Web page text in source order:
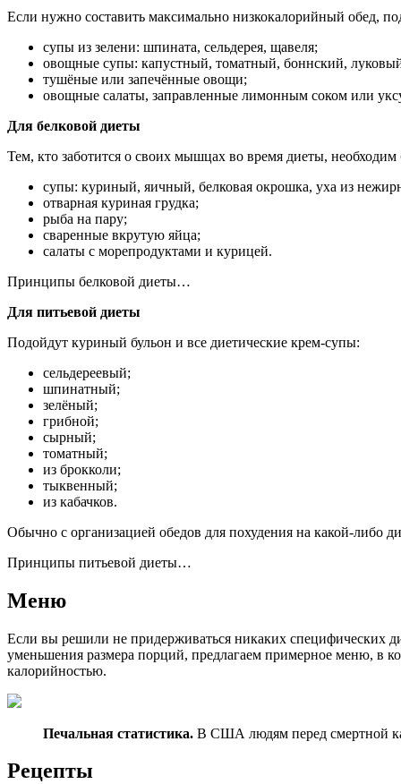
Если нужно составить максимально низкокалорийный обед,
супы из зелени: шпината, сельдерея, щавеля;
овощные супы: капустный, томатный, боннский,
тушёные или запечённые овощи;
овощные салаты, заправленные лимонным соком или
Для белковой диеты
Тем, кто заботится о своих мышцах во время диеты, необходим
супы: куриный, яичный, белковая окрошка, уха из
отварная куриная грудка;
рыба на пару;
сваренные вкрутую яйца;
салаты с морепродуктами и курицей.
Принципы белковой диеты…
Для питьевой диеты
Подойдут куриный бульон и все диетические крем-супы:
сельдереевый;
шпинатный;
зелёный;
грибной;
сырный;
томатный;
из брокколи;
тыквенный;
из кабачков.
Обычно с организацией обедов для похудения на какой-либо
Принципы питьевой диеты…
Меню
Если вы решили не придерживаться никаких специфических
уменьшения размера порций, предлагаем примерное меню, в
калорийностью.
Печальная статистика. В США людям перед смертной
Рецепты